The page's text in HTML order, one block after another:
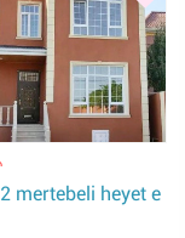
mertebeli heyet e